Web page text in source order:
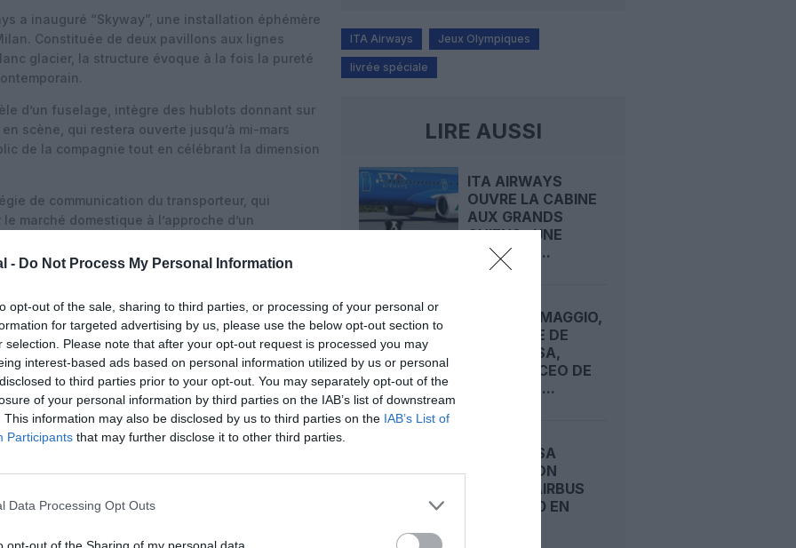
- Do Not Process My Personal Information
opt-out of the sale, sharing to third parties, or processing of your personal or
for targeted advertising by us, please use the below opt-out section to
selection. Please note that after your opt-out request is processed you may
interest-based ads based on personal information utilized by us or personal
to third parties prior to your opt-out. You may separately opt-out of the
of your personal information by third parties on the IAB’s list of downstream
This information may also be disclosed by us to third parties on the IAB’s List of
Participants that may further disclose it to other third parties.
Data Processing Opt Outs
opt-out of the Sharing of my personal data.
a inauguré “Skyway”, une installation éphémère
Constituée de deux pavillons aux lignes
glacier, la structure évoque à la fois la pureté
d’un fuselage, intègre des hublots donnant sur
scène, qui restera ouverte jusqu’à mi-mars
de la compagnie tout en célébrant la dimension
de communication du transporteur, qui
marché domestique à l’approche d’un
à certaines compagnies qui
ITA Airways limite pour l’instant
un
ITA Airways Jeux Olympiques
livrée spéciale
LIRE AUSSI
ITA AIRWAYS
OUVRE LA CABINE
AUX GRANDS
CHIENS : UNE
PREMIÈRE...
LORENZA MAGGIO,
STRATÈGE DE
LUFTHANSA,
NOMMÉE CEO DE
BRUSSELS...
LUFTHANSA
REÇOIT SON
PREMIER AIRBUS
A350-1000 EN